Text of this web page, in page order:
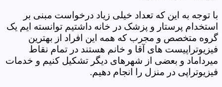
با توجه به این که تعداد خیلی زیاد درخواست مبنی بر
استخدام پرستار و پزشک در خانه داشتیم توانسته ایم یک
گروه متخصص و مجرب که همه این افراد از بهترین
فیزیوتراپیست های آقا و خانم هستند در تمام نقاط
میرداماد و بعضی از شهرهای دیگر تشکیل کنیم و خدمات
فیزیوتراپی در منزل را انجام دهیم.